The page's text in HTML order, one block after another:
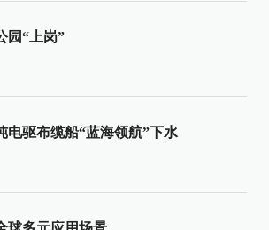
园“上岗”
电驱布缆船“蓝海领航”下水